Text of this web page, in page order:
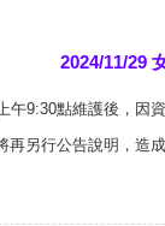
2024/11/29
午9:30點維護後，因
再另行公告說明，造